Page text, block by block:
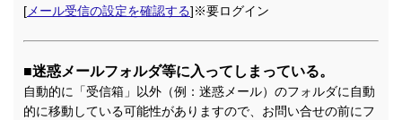
[メール受信の設定を確認する]※要ログイン
■迷惑メールフォルダ等に入ってしまっている。
自動的に「受信箱」以外（例：迷惑メール）のフォルダに自動
的に移動している可能性がありますので、お問い合せの前にフ